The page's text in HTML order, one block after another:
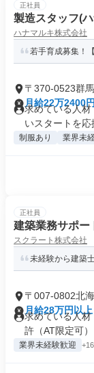
正社員
製造スタッフ(
ハナマルキ株式会社
若手育成募集！
〒370-0523群
月給22万2400
求めている人
いスタートを応
制服あり 業界未
正社員
建築業務サポー
スクラート株式会社
未経験から建築
〒007-0802北
月給28万円以上
求めている人
許（AT限定可）
業界未経験歓迎